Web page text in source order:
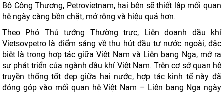
Bộ Công Thương, Petrovietnam, hai bên sẽ thiết lập mối quan
hệ ngày càng bền chặt, mở rộng và hiệu quả hơn.
Theo Phó Thủ tướng Thường trực, Liên doanh dầu khí
Vietsovpetro là điểm sáng về thu hút đầu tư nước ngoài, đặc
biệt là trong hợp tác giữa Việt Nam và Liên bang Nga, mở ra
sự phát triển của ngành dầu khí Việt Nam. Trên cơ sở quan hệ
truyền thống tốt đẹp giữa hai nước, hợp tác kinh tế này đã
đóng góp vào mối quan hệ Việt Nam – Liên bang Nga ngày